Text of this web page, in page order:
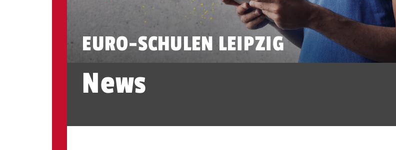
EURO-SCHULEN LEIPZIG
News